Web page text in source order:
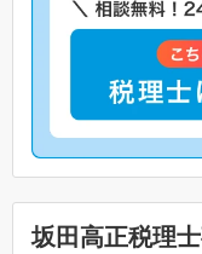
坂田高正税理